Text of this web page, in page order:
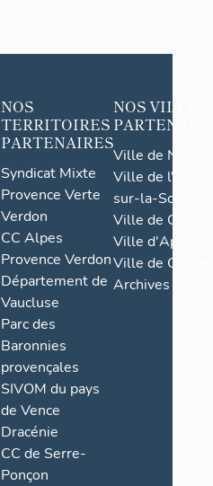
NOS
TERRITOIRES
PARTENAIRES
Syndicat Mixte
Provence Verte
Verdon
CC Alpes
Provence Verdon
Département de
Vaucluse
Parc des
Baronnies
provençales
SIVOM du pays
de Vence
Dracénie
CC de Serre-
Ponçon
NOS VILLES
Ville de Nice
Ville de l'Isle-
sur-la-Sorgue
Ville de Grasse
Ville d'Apt
Ville de
Archives